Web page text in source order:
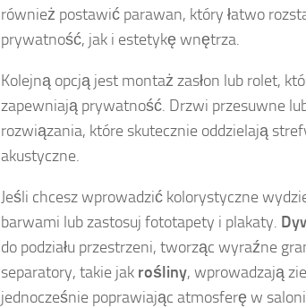
również postawić parawan, który łatwo
prywatność, jak i estetykę wnętrza.
Kolejną opcją jest montaż zasłon lub rolet,
zapewniają prywatność. Drzwi przesuwne
rozwiązania, które skutecznie oddzielają
akustyczne.
Jeśli chcesz wprowadzić kolorystyczne
barwami lub zastosuj fototapety i plakaty.
do podziału przestrzeni, tworząc wyraźne
separatory, takie jak rośliny, wprowadzają
jednocześnie poprawiając atmosferę w